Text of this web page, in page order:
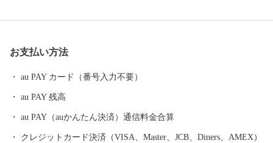
お支払い方法
au PAY カード（番号入力不要）
au PAY 残高
au PAY（auかんたん決済）通信料金合算
クレジットカード決済（VISA、Master、JCB、Diners、AMEX）